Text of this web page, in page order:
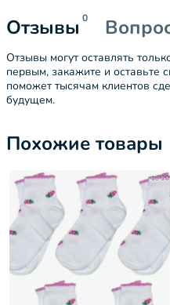
Отзывы 0
Отзывы могут оставлять
первым, закажите и оставьте
поможет тысячам клиентов
будущем.
Похожие товары
18-20